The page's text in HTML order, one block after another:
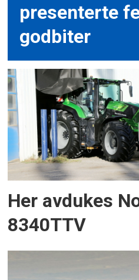
presenterte
godbiter
Her avdukes
8340TTV